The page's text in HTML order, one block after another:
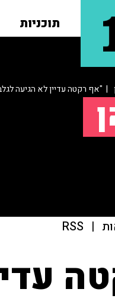
תוכניות
| "אף רקטה עדיין לא הגיעה
|
RSS